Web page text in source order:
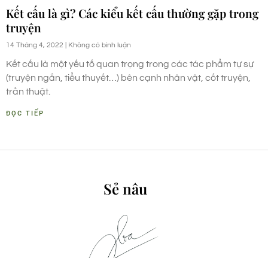
Kết cấu là gì? Các kiểu kết cấu thường gặp trong
truyện
14 Tháng 4, 2022 Không có bình luận
Kết cấu là một yếu tố quan trọng trong các tác phẩm tự sự
(truyện ngắn, tiểu thuyết…) bên cạnh nhân vật, cốt truyện,
trần thuật.
ĐỌC TIẾP
Sẻ nâu